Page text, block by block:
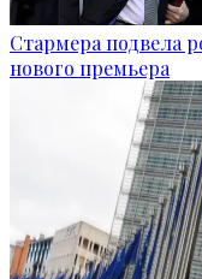
Стармера подвела
нового премьера